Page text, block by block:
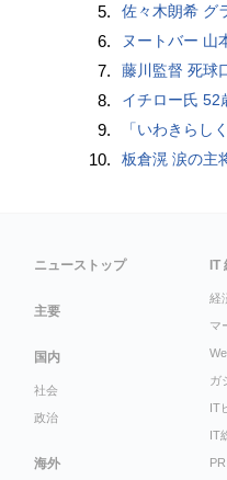
5. 佐々木朗希 グ
6. ヌートバー 山
7. 藤川監督 死球
8. イチロー氏 52
9. 「いわきらしくていいな、可愛い」「斬新」初出場初
10. 板倉滉 涙の主
ニューストップ
主要
国内
社会
政治
海外
IT
経
マ
ガ
IT
IT
PR